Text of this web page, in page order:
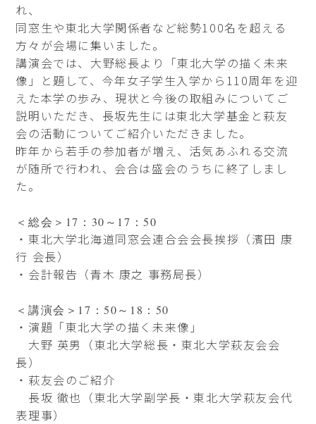
れ、
同窓生や東北大学関係者など総勢100名を超える
方々が会場に集いました。
講演会では、大野総長より「東北大学の描く未来
像」と題して、今年女子学生入学から110周年を迎
えた本学の歩み、現状と今後の取組みについてご
説明いただき、長坂先生には東北大学基金と萩友
会の活動についてご紹介いただきました。
昨年から若手の参加者が増え、活気あふれる交流
が随所で行われ、会合は盛会のうちに終了しまし
た。
＜総会＞17：30～17：50
・東北大学北海道同窓会連合会会長挨拶（濱田 康
行 会長）
・会計報告（青木 康之 事務局長）
＜講演会＞17：50～18：50
・演題「東北大学の描く未来像」
大野 英男（東北大学総長・東北大学萩友会会
長）
・萩友会のご紹介
長坂 徹也（東北大学副学長・東北大学萩友会代
表理事）